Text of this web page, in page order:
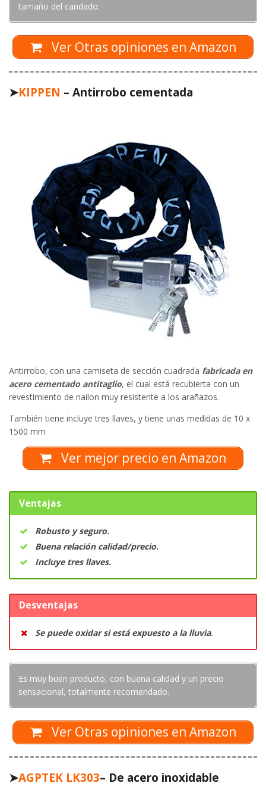
tamaño del candado.
Ver Otras opiniones en Amazon
➤KIPPEN – Antirrobo cementada
Antirrobo, con una camiseta de sección cuadrada fabricada en
acero cementado antitaglio, el cual está recubierta con un
revestimiento de nailon muy resistente a los arañazos.
También tiene incluye tres llaves, y tiene unas medidas de 10 x
1500 mm
Ver mejor precio en Amazon
Ventajas
Robusto y seguro.
Buena relación calidad/precio.
Incluye tres llaves.
Desventajas
Se puede oxidar si está expuesto a la lluvia.
Es muy buen producto, con buena calidad y un precio
sensacional, totalmente recomendado.
Ver Otras opiniones en Amazon
➤AGPTEK LK303– De acero inoxidable